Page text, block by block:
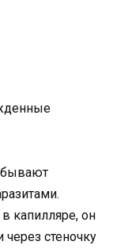
бывают
капилляре, он
стеночку